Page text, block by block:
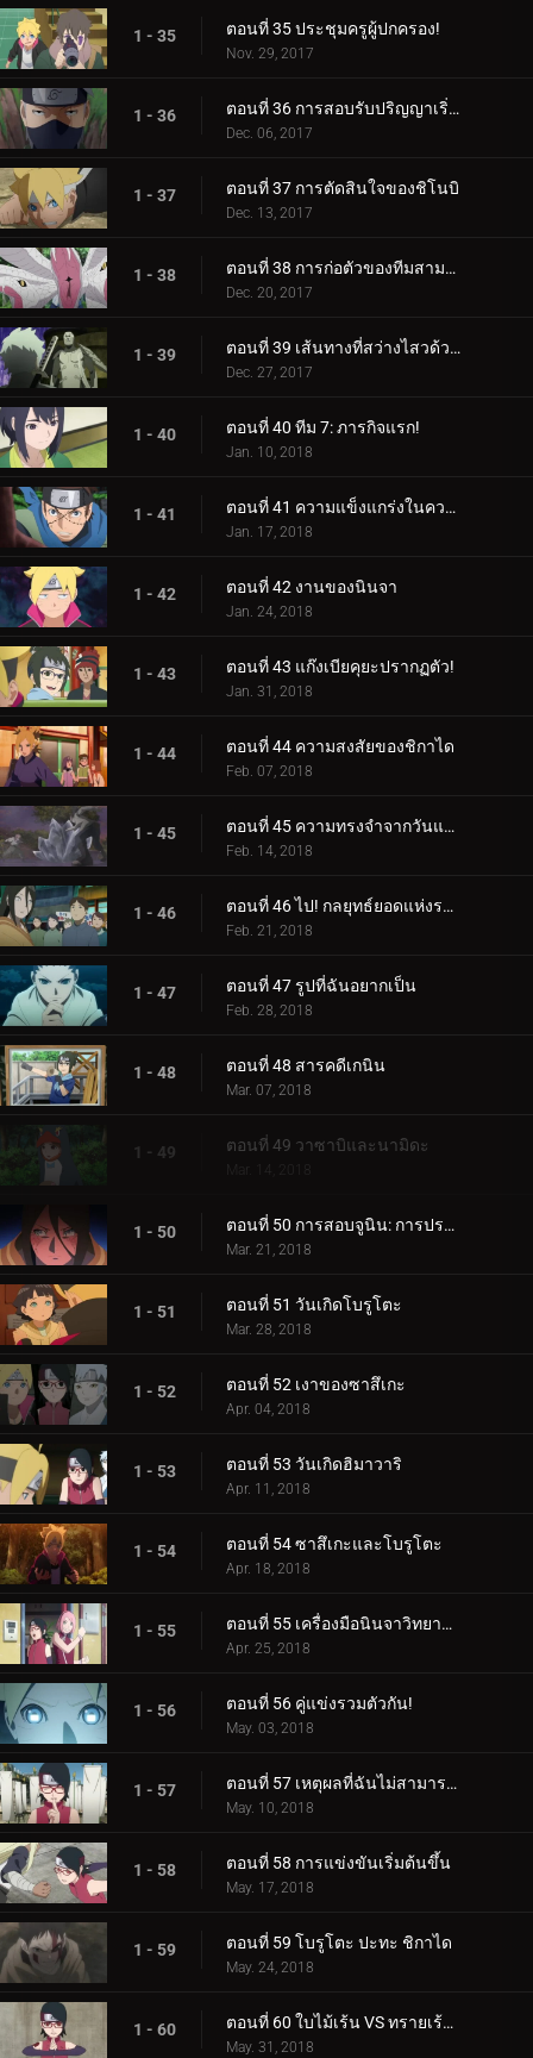
1 - 35 ตอนที่ 35 ประชุมครูผู้ปกครอง!
Nov. 29, 2017
1 - 36 ตอนที่ 36 การสอบรับปริญญาเริ่มต้นขึ้นแล้ว!
Dec. 06, 2017
1 - 37 ตอนที่ 37 การตัดสินใจของชิโนบิ
Dec. 13, 2017
1 - 38 ตอนที่ 38 การก่อตัวของทีมสามคน?
Dec. 20, 2017
1 - 39 ตอนที่ 39 เส้นทางที่สว่างไสวด้วยพระจันทร์เต็มดวง
Dec. 27, 2017
1 - 40 ตอนที่ 40 ทีม 7: ภารกิจแรก!
Jan. 10, 2018
1 - 41 ตอนที่ 41 ความแข็งแกร่งในความสามัคคี
Jan. 17, 2018
1 - 42 ตอนที่ 42 งานของนินจา
Jan. 24, 2018
1 - 43 ตอนที่ 43 แก๊งเบียคุยะปรากฏตัว!
Jan. 31, 2018
1 - 44 ตอนที่ 44 ความสงสัยของชิกาได
Feb. 07, 2018
1 - 45 ตอนที่ 45 ความทรงจำจากวันแห่งหิมะ
Feb. 14, 2018
1 - 46 ตอนที่ 46 ไป! กลยุทธ์ยอดแห่งราตรี
Feb. 21, 2018
1 - 47 ตอนที่ 47 รูปที่ฉันอยากเป็น
Feb. 28, 2018
1 - 48 ตอนที่ 48 สารคดีเกนิน
Mar. 07, 2018
1 - 49 ตอนที่ 49 วาซาบิและนามิดะ
Mar. 14, 2018
1 - 50 ตอนที่ 50 การสอบจูนิน: การประชุมข้อเสนอแนะ
Mar. 21, 2018
1 - 51 ตอนที่ 51 วันเกิดโบรูโตะ
Mar. 28, 2018
1 - 52 ตอนที่ 52 เงาของซาสึเกะ
Apr. 04, 2018
1 - 53 ตอนที่ 53 วันเกิดฮิมาวาริ
Apr. 11, 2018
1 - 54 ตอนที่ 54 ซาสึเกะและโบรูโตะ
Apr. 18, 2018
1 - 55 ตอนที่ 55 เครื่องมือนินจาวิทยาศาสตร์
Apr. 25, 2018
1 - 56 ตอนที่ 56 คู่แข่งรวมตัวกัน!
May. 03, 2018
1 - 57 ตอนที่ 57 เหตุผลที่ฉันไม่สามารถสูญเสีย
May. 10, 2018
1 - 58 ตอนที่ 58 การแข่งขันเริ่มต้นขึ้น
May. 17, 2018
1 - 59 ตอนที่ 59 โบรูโตะ ปะทะ ชิกาได
May. 24, 2018
1 - 60 ตอนที่ 60 ใบไม้เร้น VS ทรายเร้นลับ
May. 31, 2018